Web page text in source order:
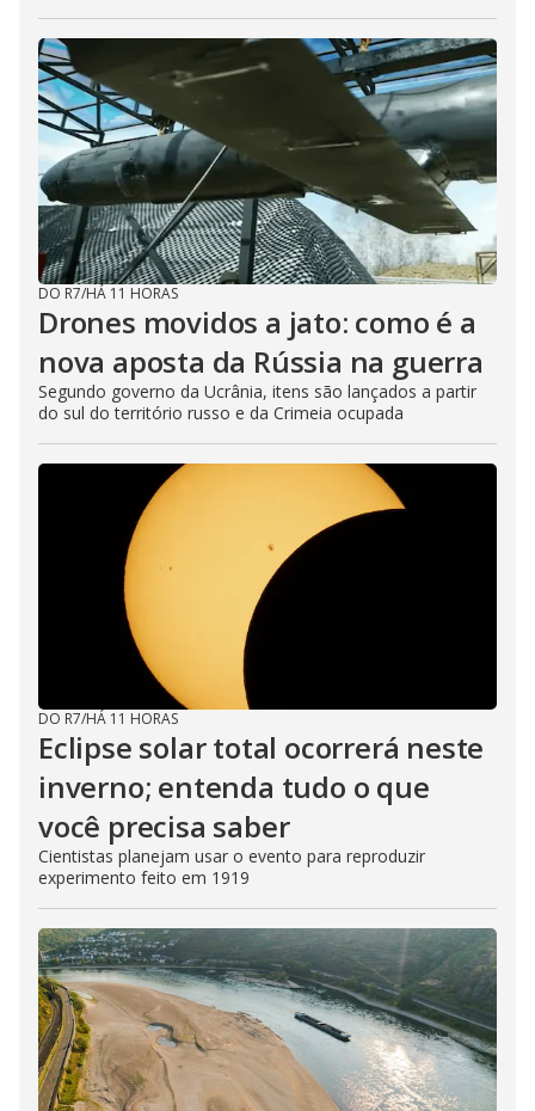
DO R7/HÁ 11 HORAS
Drones movidos a jato: como é a
nova aposta da Rússia na guerra
Segundo governo da Ucrânia, itens são lançados a partir
do sul do território russo e da Crimeia ocupada
DO R7/HÁ 11 HORAS
Eclipse solar total ocorrerá neste
inverno; entenda tudo o que
você precisa saber
Cientistas planejam usar o evento para reproduzir
experimento feito em 1919